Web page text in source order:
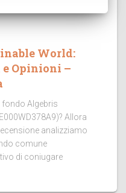
World:
Opinioni –
Algebris
Allora
analizziamo
comune
di coniugare